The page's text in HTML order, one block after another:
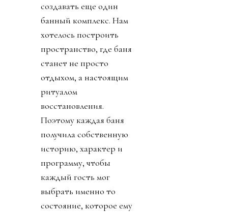
создавать еще один
банный комплекс. Нам
хотелось построить
пространство, где баня
станет не просто
отдыхом, а настоящим
ритуалом
восстановления.
Поэтому каждая баня
получила собственную
историю, характер и
программу, чтобы
каждый гость мог
выбрать именно то
состояние, которое ему